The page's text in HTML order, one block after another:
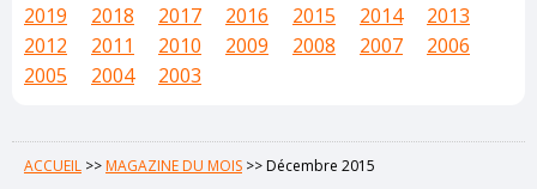
2019
2018 2017 2016 2015 2014
2013
2012
2011 2010 2009 2008 2007
2006
2005
2004 2003
ACCUEIL >>MAGAZINE DU MOIS >>Décembre 2015